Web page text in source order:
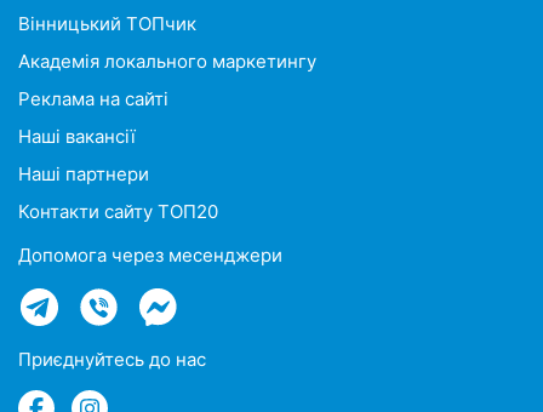
Вінницький ТОПчик
Академія локального маркетингу
Реклама на сайті
Наші вакансії
Наші партнери
Контакти сайту ТОП20
Допомога через месенджери
Приєднуйтесь до нас